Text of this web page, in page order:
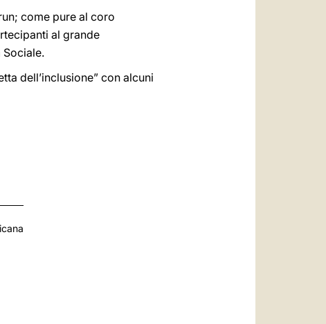
come pure al coro
al grande
Sociale.
dell’inclusione” con alcuni